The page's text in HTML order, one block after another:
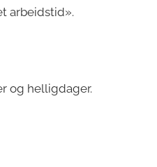
arbeidstid».
og helligdager.